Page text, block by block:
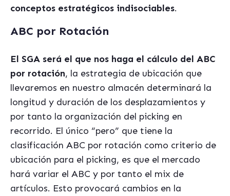
conceptos estratégicos indisociables.
ABC por Rotación
El SGA será el que nos haga el cálculo del ABC
por rotación, la estrategia de ubicación que
llevaremos en nuestro almacén determinará la
longitud y duración de los desplazamientos y
por tanto la organización del picking en
recorrido. El único “pero” que tiene la
clasificación ABC por rotación como criterio de
ubicación para el picking, es que el mercado
hará variar el ABC y por tanto el mix de
artículos. Esto provocará cambios en la